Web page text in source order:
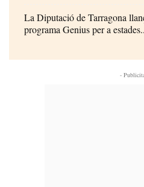
La Diputació de Tarragona
programa Genius per a
-